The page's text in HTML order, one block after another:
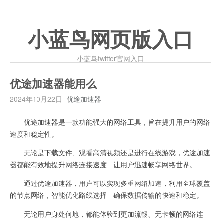
小蓝鸟网页版入口
小蓝鸟twitter官网入口
优途加速器能用么
2024年10月22日 优途加速器
优途加速器是一款功能强大的网络工具，旨在提升用户的网络
速度和稳定性。
无论是下载文件、观看高清视频还是进行在线游戏，优途加速
器都能有效地提升网络连接速度，让用户迅速畅享网络世界。
通过优途加速器，用户可以实现多重网络加速，利用全球覆盖
的节点网络，智能优化路线选择，确保数据传输的快速和稳定。
无论用户身处何地，都能体验到更加流畅、无卡顿的网络连